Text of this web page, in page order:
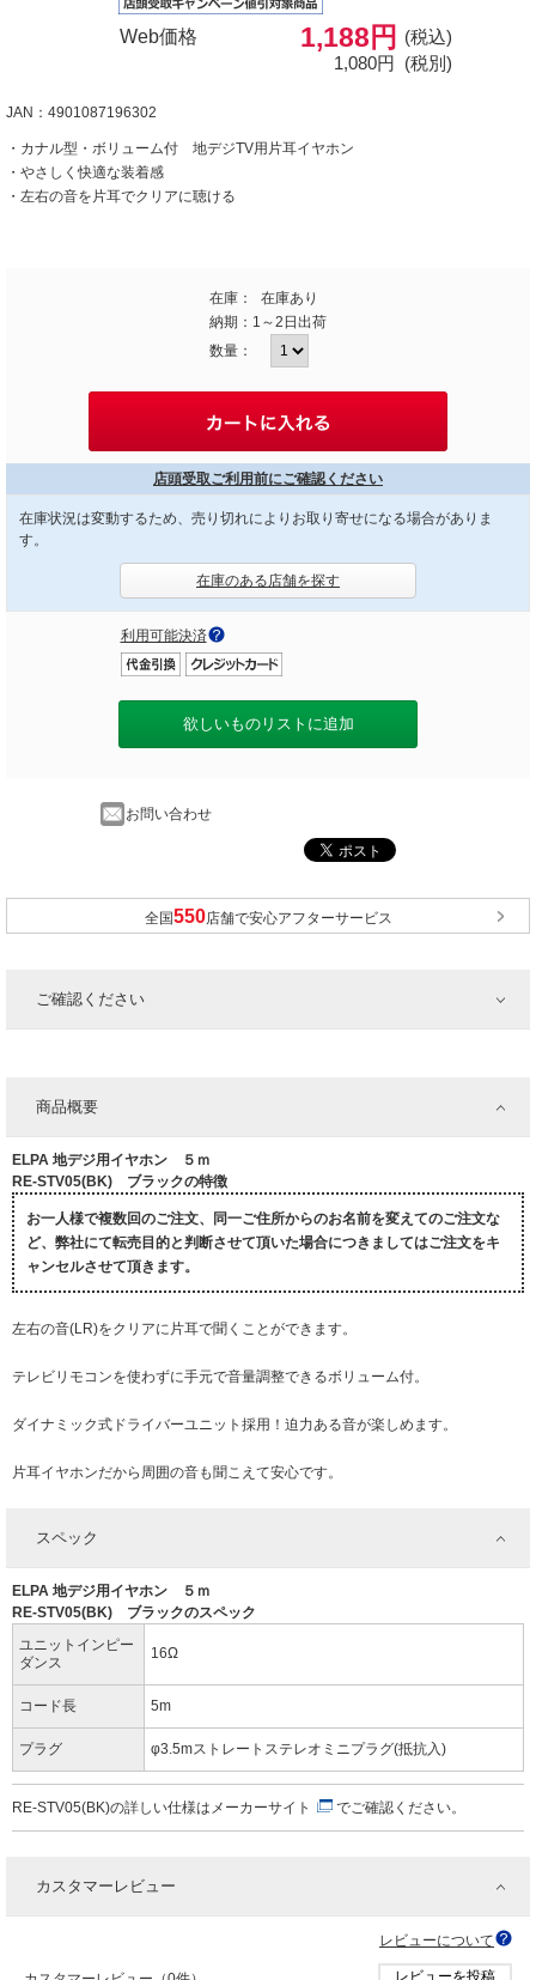
Web価格 1,188円
(税込)
1,080円 (税別)
JAN：4901087196302
・カナル型・ボリューム付 地デジTV用片耳イヤホン
・やさしく快適な装着感
・左右の音を片耳でクリアに聴ける
在庫：
在庫あり
納期： 1～2日出荷
数量：
店頭受取ご利用前にご確認ください
在庫状況は変動するため、売り切れによりお取り寄せになる場合がありま
す。
在庫のある店舗を探す
利用可能決済
欲しいものリストに追加
お問い合わせ
全国 店舗で安心アフターサービス
ご確認ください
商品概要
ELPA 地デジ用イヤホン ５ｍ
RE-STV05(BK) ブラックの特徴
お一人様で複数回のご注文、同一ご住所からのお名前を変えてのご注文な
ど、弊社にて転売目的と判断させて頂いた場合につきましてはご注文をキ
ャンセルさせて頂きます。
左右の音(LR)をクリアに片耳で聞くことができます。
テレビリモコンを使わずに手元で音量調整できるボリューム付。
ダイナミック式ドライバーユニット採用！迫力ある音が楽しめます。
片耳イヤホンだから周囲の音も聞こえて安心です。
スペック
ELPA 地デジ用イヤホン ５ｍ
RE-STV05(BK) ブラックのスペック
ユニットインピー
ダンス
16Ω
コード長 5m
プラグ φ3.5mストレートステレオミニプラグ(抵抗入)
RE-STV05(BK)の詳しい仕様は メーカーサイト でご確認ください。
カスタマーレビュー
レビューについて
レビューを投稿